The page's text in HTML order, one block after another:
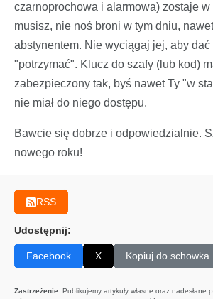
czarnoprochowa i alarmowa) zostaje
musisz, nie noś broni w tym dniu,
abstynentem. Nie wyciągaj jej, aby dać
"potrzymać". Klucz do szafy (lub kod)
zabezpieczony tak, byś nawet Ty "w
nie miał do niego dostępu.
Bawcie się dobrze i odpowiedzialnie.
nowego roku!
RSS
Udostępnij:
Facebook X Kopiuj do schowka
Zastrzeżenie: Publikujemy artykuły własne oraz nadesłane